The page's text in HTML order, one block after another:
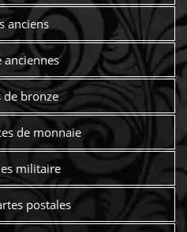
anciens
anciennes
de bronze
de monnaie
militaire
postales